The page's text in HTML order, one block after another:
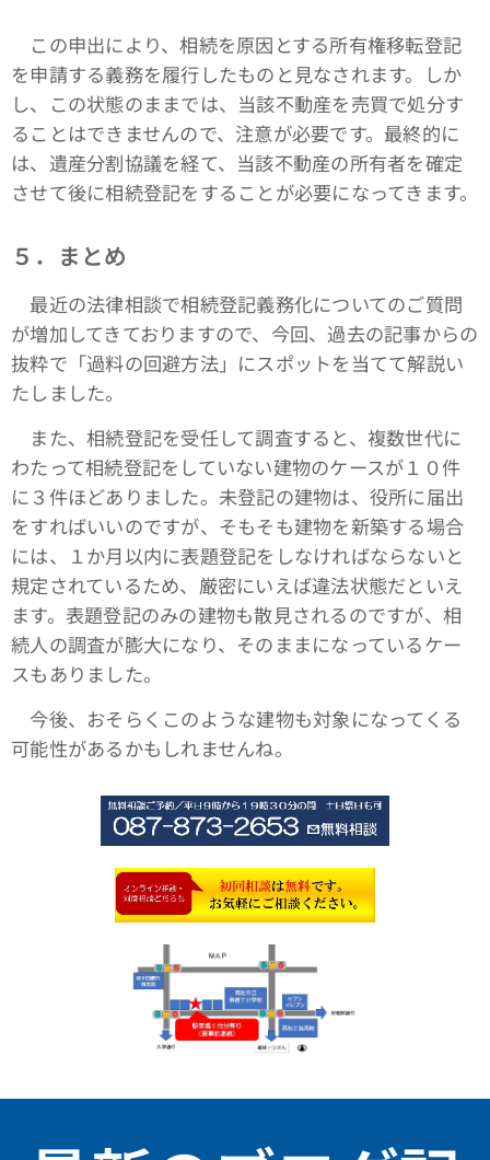
この申出により、相続を原因とする所有権移転登記
を申請する義務を履行したものと見なされます。しか
し、この状態のままでは、当該不動産を売買で処分す
ることはできませんので、注意が必要です。最終的に
は、遺産分割協議を経て、当該不動産の所有者を確定
させて後に相続登記をすることが必要になってきます。
５．まとめ
最近の法律相談で相続登記義務化についてのご質問
が増加してきておりますので、今回、過去の記事からの
抜粋で「過料の回避方法」にスポットを当てて解説い
たしました。
また、相続登記を受任して調査すると、複数世代に
わたって相続登記をしていない建物のケースが１０件
に３件ほどありました。未登記の建物は、役所に届出
をすればいいのですが、そもそも建物を新築する場合
には、１か月以内に表題登記をしなければならないと
規定されているため、厳密にいえば違法状態だといえ
ます。表題登記のみの建物も散見されるのですが、相
続人の調査が膨大になり、そのままになっているケー
スもありました。
今後、おそらくこのような建物も対象になってくる
可能性があるかもしれませんね。